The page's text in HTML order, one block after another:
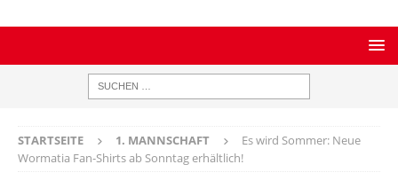
STARTSEITE 1. MANNSCHAFT
Es wird Sommer: Neue
Wormatia Fan-Shirts ab Sonntag erhältlich!